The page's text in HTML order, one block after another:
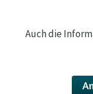
Auch die